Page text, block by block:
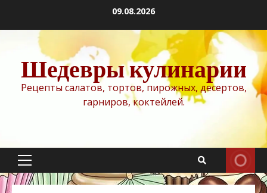
содержимому
09.08.2026
Шедевры кулинарии
Рецепты салатов, тортов, пирожных, десертов,
гарниров, коктейлей.
Основное
меню